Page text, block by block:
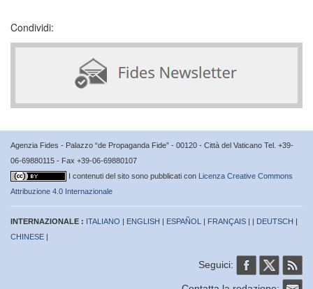
Condividi:
Agenzia Fides - Palazzo “de Propaganda Fide” - 00120 - Città del Vaticano Tel. +39-
06-69880115 - Fax +39-06-69880107
I contenuti del sito sono pubblicati con Licenza Creative Commons
Attribuzione 4.0 Internazionale
INTERNAZIONALE : ITALIANO | ENGLISH | ESPAÑOL | FRANÇAIS | | DEUTSCH |
CHINESE |
Seguici: